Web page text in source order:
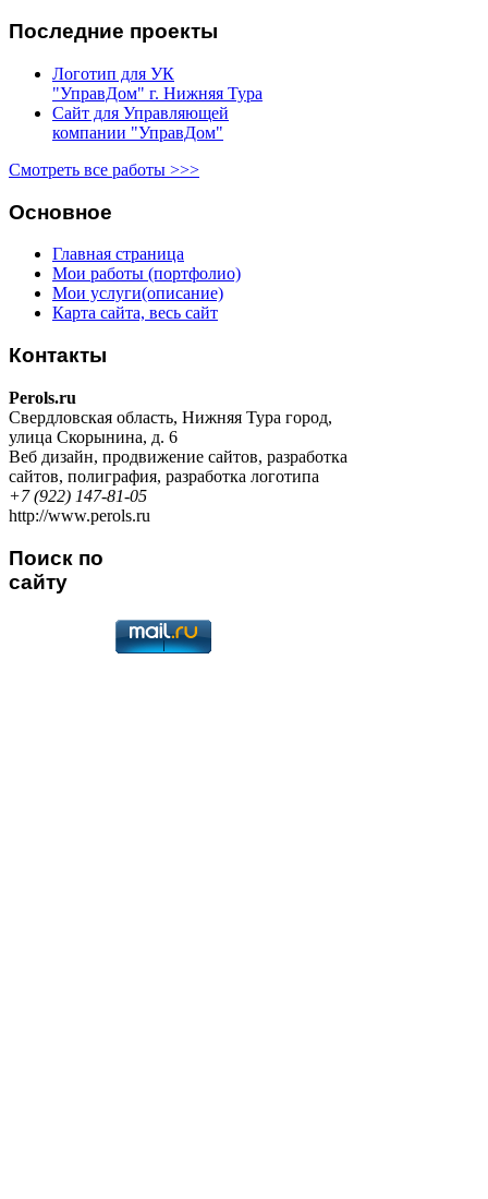
Последние проекты
Логотип для УК
"УправДом" г. Нижняя Тура
Сайт для Управляющей
компании "УправДом"
Смотреть все работы >>>
Основное
Главная страница
Мои работы (портфолио)
Мои услуги(описание)
Карта сайта, весь сайт
Контакты
Perols.ru
Свердловская область, Нижняя Тура город,
улица Скорынина, д. 6
Веб дизайн, продвижение сайтов, разработка
сайтов, полиграфия, разработка логотипа
+7 (922) 147-81-05
http://www.perols.ru
Поиск по
сайту